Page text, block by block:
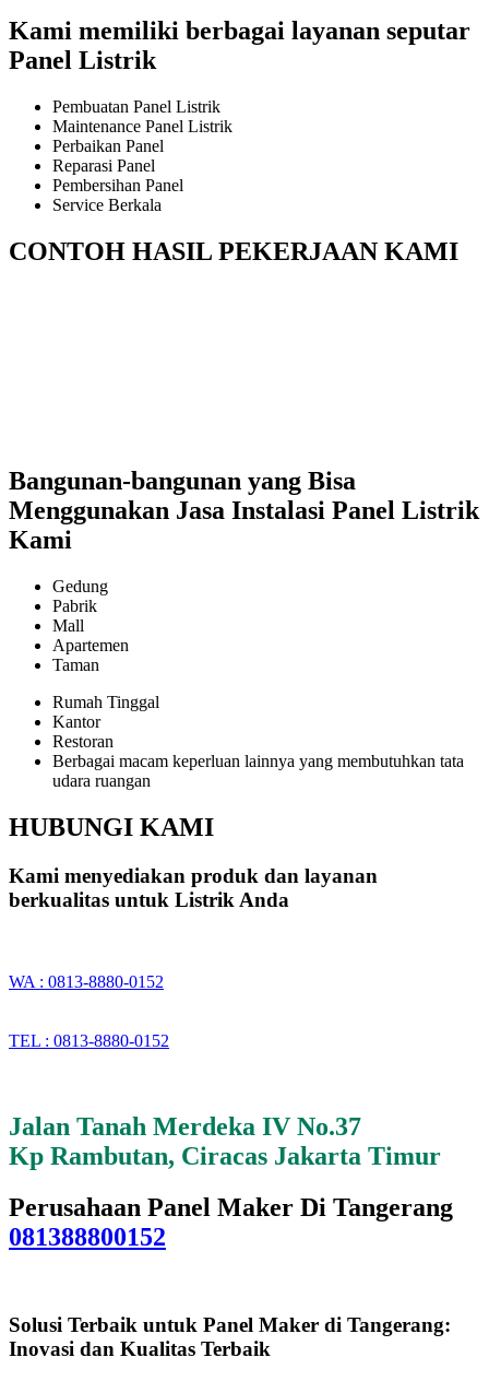
Kami memiliki berbagai layanan seputar
Panel Listrik
Pembuatan Panel Listrik
Maintenance Panel Listrik
Perbaikan Panel
Reparasi Panel
Pembersihan Panel
Service Berkala
CONTOH HASIL PEKERJAAN KAMI
Bangunan-bangunan yang Bisa
Menggunakan Jasa Instalasi Panel Listrik
Kami
Gedung
Pabrik
Mall
Apartemen
Taman
Rumah Tinggal
Kantor
Restoran
Berbagai macam keperluan lainnya yang membutuhkan tata
udara ruangan
HUBUNGI KAMI
Kami menyediakan produk dan layanan
berkualitas untuk Listrik Anda
WA : 0813-8880-0152
TEL : 0813-8880-0152
Jalan Tanah Merdeka IV No.37
Kp Rambutan, Ciracas Jakarta Timur
Perusahaan Panel Maker Di Tangerang
081388800152
Solusi Terbaik untuk Panel Maker di Tangerang:
Inovasi dan Kualitas Terbaik